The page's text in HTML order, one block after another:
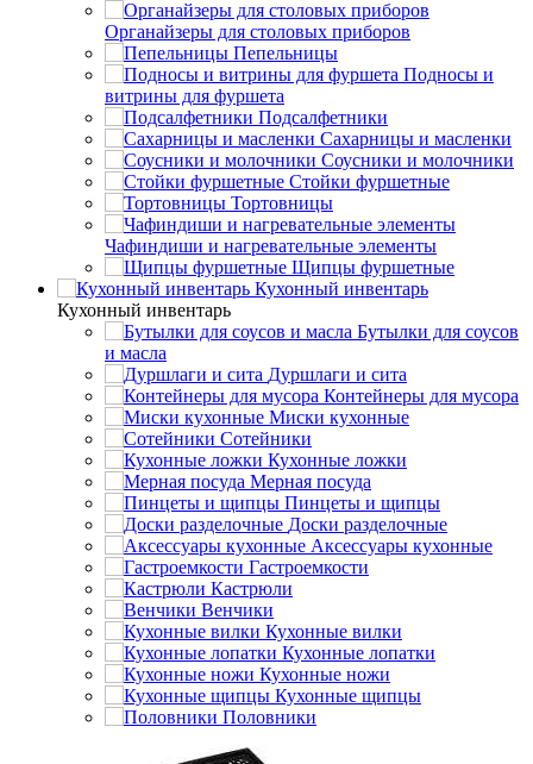
Органайзеры для столовых приборов
Пепельницы
Подносы и
витрины для фуршета
Подсалфетники
Сахарницы и масленки
Соусники и молочники
Стойки фуршетные
Тортовницы
Чафиндиши и нагревательные элементы
Щипцы фуршетные
Кухонный инвентарь
Кухонный инвентарь
Бутылки для соусов
и масла
Дуршлаги и сита
Контейнеры для мусора
Миски кухонные
Сотейники
Кухонные ложки
Мерная посуда
Пинцеты и щипцы
Доски разделочные
Аксессуары кухонные
Гастроемкости
Кастрюли
Венчики
Кухонные вилки
Кухонные лопатки
Кухонные ножи
Кухонные щипцы
Половники